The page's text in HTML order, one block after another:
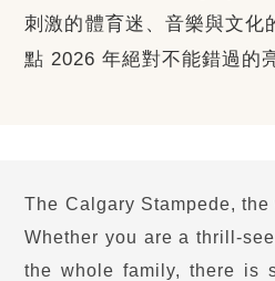
刺激的體育迷、音樂與文化
點 2026 年絕對不能錯過的
The Calgary Stampede,
Whether you are a thrill-
the whole family, there is